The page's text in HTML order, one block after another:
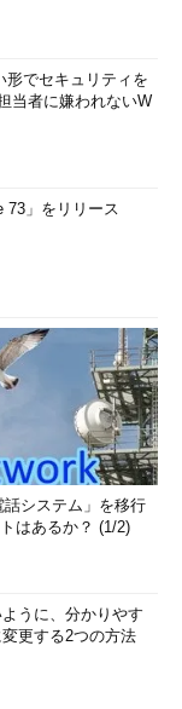
ンドラインとして
タスクマネージャ
形でセキュリティを
当者に嫌われないW
73」をリリース
話システム」を移行
はあるか？ (1/2)
うに、分かりやす
更する2つの方法